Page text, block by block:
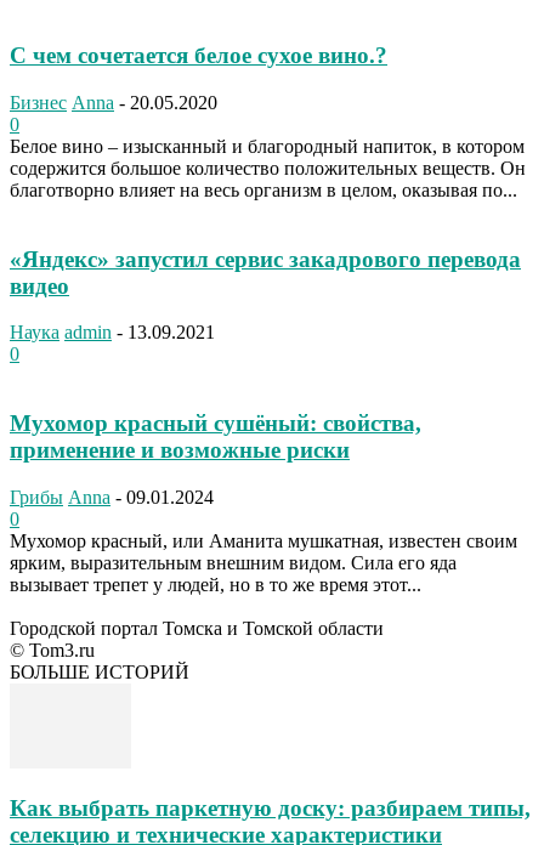
С чем сочетается белое сухое вино.?
Бизнес Anna - 20.05.2020
0
Белое вино – изысканный и благородный напиток, в котором
содержится большое количество положительных веществ. Он
благотворно влияет на весь организм в целом, оказывая по...
«Яндекс» запустил сервис закадрового перевода
видео
Наука admin - 13.09.2021
0
Мухомор красный сушёный: свойства,
применение и возможные риски
Грибы Anna - 09.01.2024
0
Мухомор красный, или Аманита мушкатная, известен своим
ярким, выразительным внешним видом. Сила его яда
вызывает трепет у людей, но в то же время этот...
Городской портал Томска и Томской области
© Tom3.ru
БОЛЬШЕ ИСТОРИЙ
Как выбрать паркетную доску: разбираем типы,
селекцию и технические характеристики